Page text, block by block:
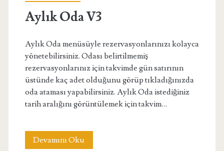
Aylık Oda V3
Aylık Oda menüsüyle rezervasyonlarınızı kolayca
yönetebilirsiniz. Odası belirtilmemiş
rezervasyonlarınız için takvimde gün satırının
üstünde kaç adet olduğunu görüp tıkladığınızda
oda ataması yapabilirsiniz. Aylık Oda istediğiniz
tarih aralığını görüntülemek için takvim…
Devamını OkuAylık